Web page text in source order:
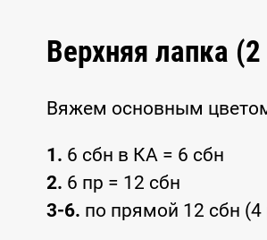
Верхняя лапка
Вяжем основным
1. 6 сбн в КА = 6 сбн
2. 6 пр = 12 сбн
3-6. по прямой 12 сбн (4